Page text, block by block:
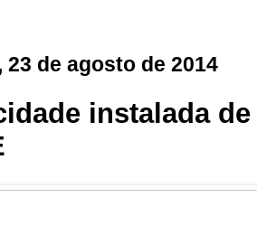
23 de agosto de 2014
instalada